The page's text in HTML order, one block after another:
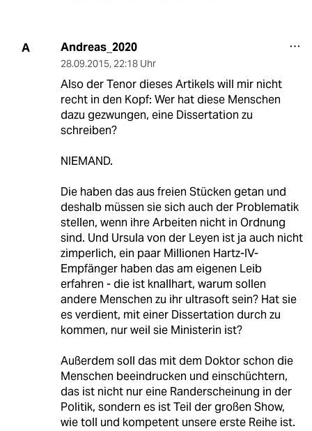
A Andreas_2020
28.09.2015, 22:18 Uhr
Also der Tenor dieses Artikels will mir nicht
recht in den Kopf: Wer hat diese Menschen
dazu gezwungen, eine Dissertation zu
schreiben?
NIEMAND.
Die haben das aus freien Stücken getan und
deshalb müssen sie sich auch der Problematik
stellen, wenn ihre Arbeiten nicht in Ordnung
sind. Und Ursula von der Leyen ist ja auch nicht
zimperlich, ein paar Millionen Hartz-IV-
Empfänger haben das am eigenen Leib
erfahren - die ist knallhart, warum sollen
andere Menschen zu ihr ultrasoft sein? Hat sie
es verdient, mit einer Dissertation durch zu
kommen, nur weil sie Ministerin ist?
Außerdem soll das mit dem Doktor schon die
Menschen beeindrucken und einschüchtern,
das ist nicht nur eine Randerscheinung in der
Politik, sondern es ist Teil der großen Show,
wie toll und kompetent unsere erste Reihe ist.